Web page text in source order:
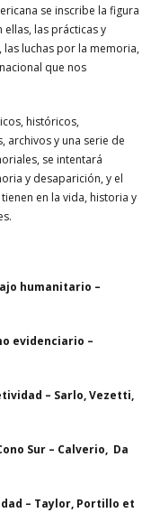
se inscribe la figura
las prácticas y
luchas por la memoria,
que nos
históricos,
archivos y una serie de
se intentará
y desaparición, y el
en la vida, historia y
humanitario –
evidenciario –
– Sarlo, Vezetti,
Sur – Calverio, Da
– Taylor, Portillo et